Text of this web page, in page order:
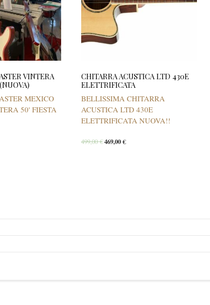
VINTERA
MEXICO
50' FIESTA
CHITARRA ACUSTICA LTD 430E
ELETTRIFICATA
BELLISSIMA CHITARRA
ACUSTICA LTD 430E
ELETTRIFICATA NUOVA!!
499,00€469,00€